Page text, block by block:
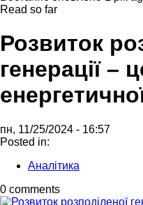
Read so far
Розвиток
генерації –
пн, 11/25/2024 - 16:57
Posted in:
Аналітика
0 comments